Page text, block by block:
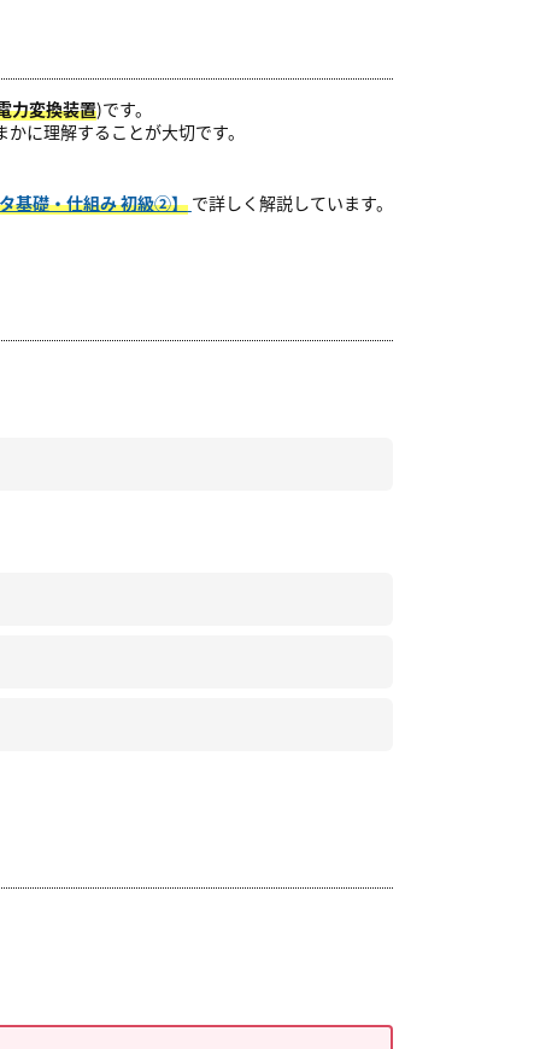
力変換装置)です。
に理解することが大切です。
基礎・仕組み 初級②】 で詳しく解説しています。